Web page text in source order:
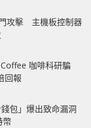
攻擊 主機板控制器
咖啡科研騙
回報
包」爆出致命漏洞
幣